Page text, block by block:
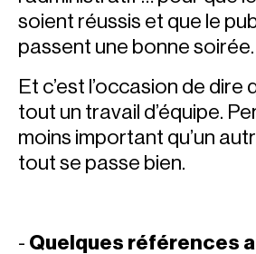
soient réussis et que le
passent une bonne soirée.
Et c’est l’occasion de dire
tout un travail d’équipe.
moins important qu’un
tout se passe bien.
- Quelques références